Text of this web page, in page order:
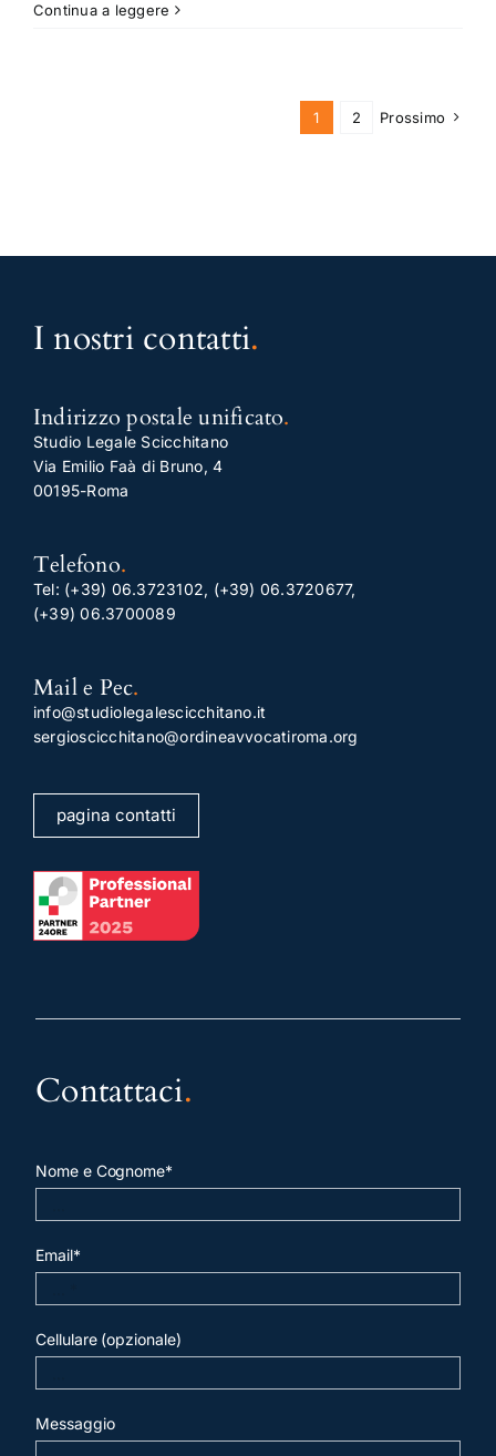
Continua a leggere
1 2 Prossimo
I nostri contatti.
Indirizzo postale unificato.
Studio Legale Scicchitano
Via Emilio Faà di Bruno, 4
00195-Roma
Telefono.
Tel: (+39) 06.3723102, (+39) 06.3720677,
(+39) 06.3700089
Mail e Pec.
info@studiolegalescicchitano.it
sergioscicchitano@ordineavvocatiroma.org
pagina contatti
Contattaci.
Nome e Cognome*
Email*
Cellulare (opzionale)
Messaggio